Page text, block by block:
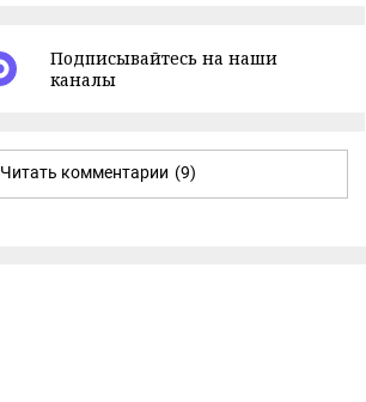
Подписывайтесь на наши
каналы
Читать комментарии (9)